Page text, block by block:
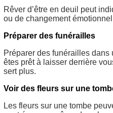
Rêver d’être en deuil peut
ou de changement
Préparer des funérailles
Préparer des funérailles
êtes prêt à laisser derrière
sert plus.
Voir des fleurs sur une
Les fleurs sur une tombe